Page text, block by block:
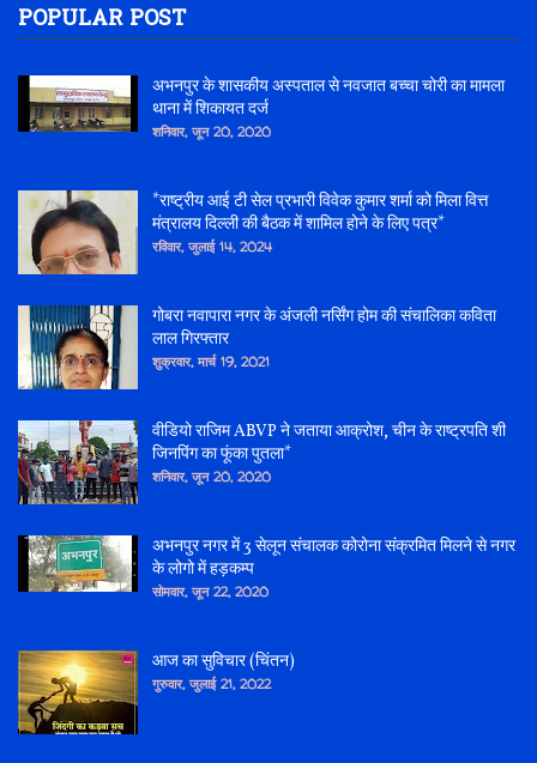
POPULAR POST
अभनपुर के शासकीय अस्पताल से नवजात बच्चा चोरी का मामला
थाना में शिकायत दर्ज
शनिवार, जून 20, 2020
*राष्ट्रीय आई टी सेल प्रभारी विवेक कुमार शर्मा को मिला वित्त
मंत्रालय दिल्ली की बैठक में शामिल होने के लिए पत्र*
रविवार, जुलाई 14, 2024
गोबरा नवापारा नगर के अंजली नर्सिंग होम की संचालिका कविता
लाल गिरफ्तार
शुक्रवार, मार्च 19, 2021
वीडियो राजिम ABVP ने जताया आक्रोश, चीन के राष्ट्रपति शी
जिनपिंग का फूंका पुतला*
शनिवार, जून 20, 2020
अभनपुर नगर में 3 सेलून संचालक कोरोना संक्रमित मिलने से नगर
के लोगो में हड़कम्प
सोमवार, जून 22, 2020
आज का सुविचार (चिंतन)
गुरुवार, जुलाई 21, 2022